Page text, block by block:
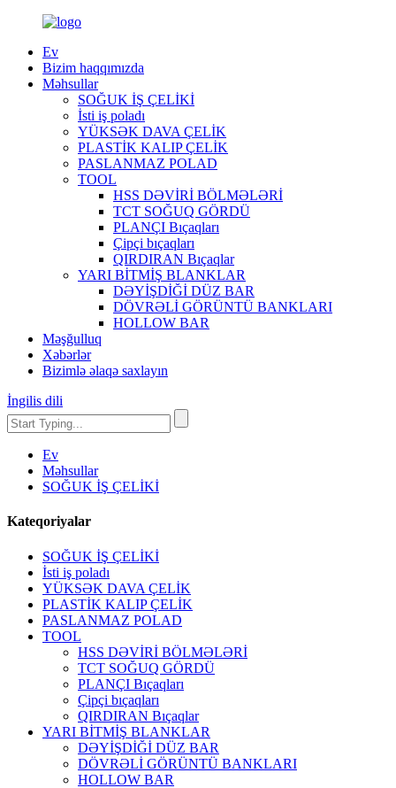
Ev
Bizim haqqımızda
Məhsullar
SOĞUK İŞ ÇELİKİ
İsti iş poladı
YÜKSƏK DAVA ÇELİK
PLASTİK KALIP ÇELİK
PASLANMAZ POLAD
TOOL
HSS DƏVİRİ BÖLMƏLƏRİ
TCT SOĞUQ GÖRDÜ
PLANÇI Bıçaqları
Çipçi bıçaqları
QIRDIRAN Bıçaqlar
YARI BİTMİŞ BLANKLAR
DƏYİŞDİĞİ DÜZ BAR
DÖVRƏLİ GÖRÜNTÜ BANKLARI
HOLLOW BAR
Məşğulluq
Xəbərlər
Bizimlə əlaqə saxlayın
İngilis dili
Ev
Məhsullar
SOĞUK İŞ ÇELİKİ
Kateqoriyalar
SOĞUK İŞ ÇELİKİ
İsti iş poladı
YÜKSƏK DAVA ÇELİK
PLASTİK KALIP ÇELİK
PASLANMAZ POLAD
TOOL
HSS DƏVİRİ BÖLMƏLƏRİ
TCT SOĞUQ GÖRDÜ
PLANÇI Bıçaqları
Çipçi bıçaqları
QIRDIRAN Bıçaqlar
YARI BİTMİŞ BLANKLAR
DƏYİŞDİĞİ DÜZ BAR
DÖVRƏLİ GÖRÜNTÜ BANKLARI
HOLLOW BAR